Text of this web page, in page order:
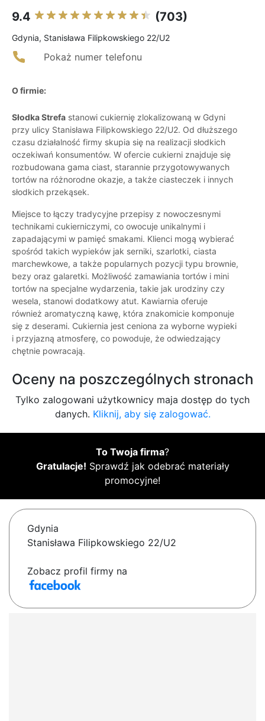
9.4 (703)
Gdynia, Stanisława Filipkowskiego 22/U2
Pokaż numer telefonu
O firmie:
Słodka Strefa stanowi cukiernię zlokalizowaną w Gdyni
przy ulicy Stanisława Filipkowskiego 22/U2. Od dłuższego
czasu działalność firmy skupia się na realizacji słodkich
oczekiwań konsumentów. W ofercie cukierni znajduje się
rozbudowana gama ciast, starannie przygotowywanych
tortów na różnorodne okazje, a także ciasteczek i innych
słodkich przekąsek.
Miejsce to łączy tradycyjne przepisy z nowoczesnymi
technikami cukierniczymi, co owocuje unikalnymi i
zapadającymi w pamięć smakami. Klienci mogą wybierać
spośród takich wypieków jak serniki, szarlotki, ciasta
marchewkowe, a także popularnych pozycji typu brownie,
bezy oraz galaretki. Możliwość zamawiania tortów i mini
tortów na specjalne wydarzenia, takie jak urodziny czy
wesela, stanowi dodatkowy atut. Kawiarnia oferuje
również aromatyczną kawę, która znakomicie komponuje
się z deserami. Cukiernia jest ceniona za wyborne wypieki
i przyjazną atmosferę, co powoduje, że odwiedzający
chętnie powracają.
Oceny na poszczególnych stronach
Tylko zalogowani użytkownicy maja dostęp do tych
danych. Kliknij, aby się zalogować.
To Twoja firma?
Gratulacje! Sprawdź jak odebrać materiały
promocyjne!
Gdynia
Stanisława Filipkowskiego 22/U2
Zobacz profil firmy na